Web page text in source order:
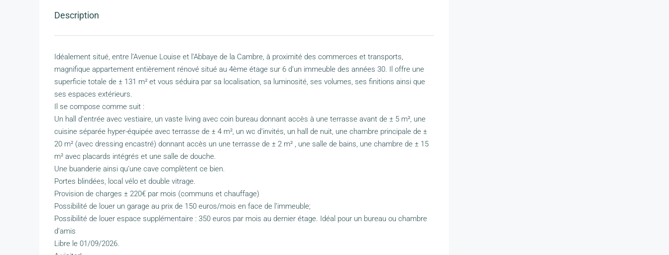
Description
Idéalement situé, entre l’Avenue Louise et l’Abbaye de la Cambre, à proximité des commerces et transports,
magnifique appartement entièrement rénové situé au 4ème étage sur 6 d’un immeuble des années 30. Il offre une
superficie totale de ± 131 m² et vous séduira par sa localisation, sa luminosité, ses volumes, ses finitions ainsi que
ses espaces extérieurs.
Il se compose comme suit :
Un hall d’entrée avec vestiaire, un vaste living avec coin bureau donnant accès à une terrasse avant de ± 5 m², une
cuisine séparée hyper-équipée avec terrasse de ± 4 m², un wc d’invités, un hall de nuit, une chambre principale de ±
20 m² (avec dressing encastré) donnant accès un une terrasse de ± 2 m² , une salle de bains, une chambre de ± 15
m² avec placards intégrés et une salle de douche.
Une buanderie ainsi qu’une cave complètent ce bien.
Portes blindées, local vélo et double vitrage.
Provision de charges ± 220€ par mois (communs et chauffage)
Possibilité de louer un garage au prix de 150 euros/mois en face de l’immeuble;
Possibilité de louer espace supplémentaire : 350 euros par mois au dernier étage. Idéal pour un bureau ou chambre
d’amis
Libre le 01/09/2026.